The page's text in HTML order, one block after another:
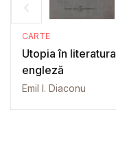
CARTE
Utopia în literatura
engleză
Emil I. Diaconu